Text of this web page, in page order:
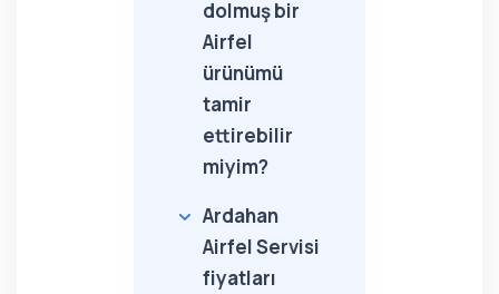
dolmuş bir
Airfel
ürünümü
tamir
ettirebilir
miyim?
Ardahan
Airfel Servisi
fiyatları